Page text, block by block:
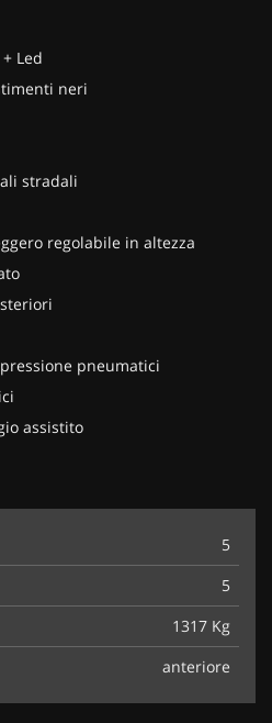
Led
neri
stradali
regolabile in altezza
pneumatici
assistito
5
5
1317 Kg
anteriore